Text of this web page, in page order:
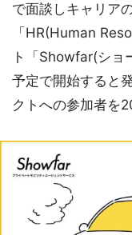
で面談しキャリア
「HR(Human
ト「Showfar(ショ
予定で開始すると
クトへの参加者を